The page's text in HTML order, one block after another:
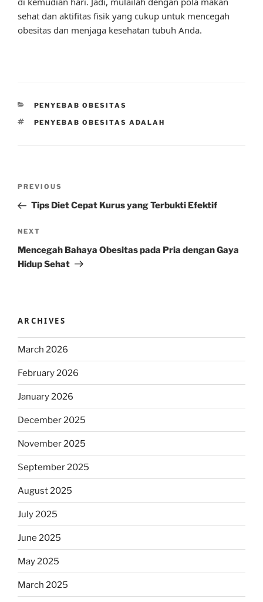
sehat dan aktifitas fisik yang cukup untuk mencegah
obesitas dan menjaga kesehatan tubuh Anda.
CATEGORIES
PENYEBAB OBESITAS
TAGS
PENYEBAB OBESITAS ADALAH
Previous
Post
PREVIOUS
Tips Diet Cepat Kurus yang Terbukti Efektif
Next
Post
NEXT
Mencegah Bahaya Obesitas pada Pria dengan Gaya
Hidup Sehat
ARCHIVES
March 2026
February 2026
January 2026
December 2025
November 2025
September 2025
August 2025
July 2025
June 2025
May 2025
March 2025